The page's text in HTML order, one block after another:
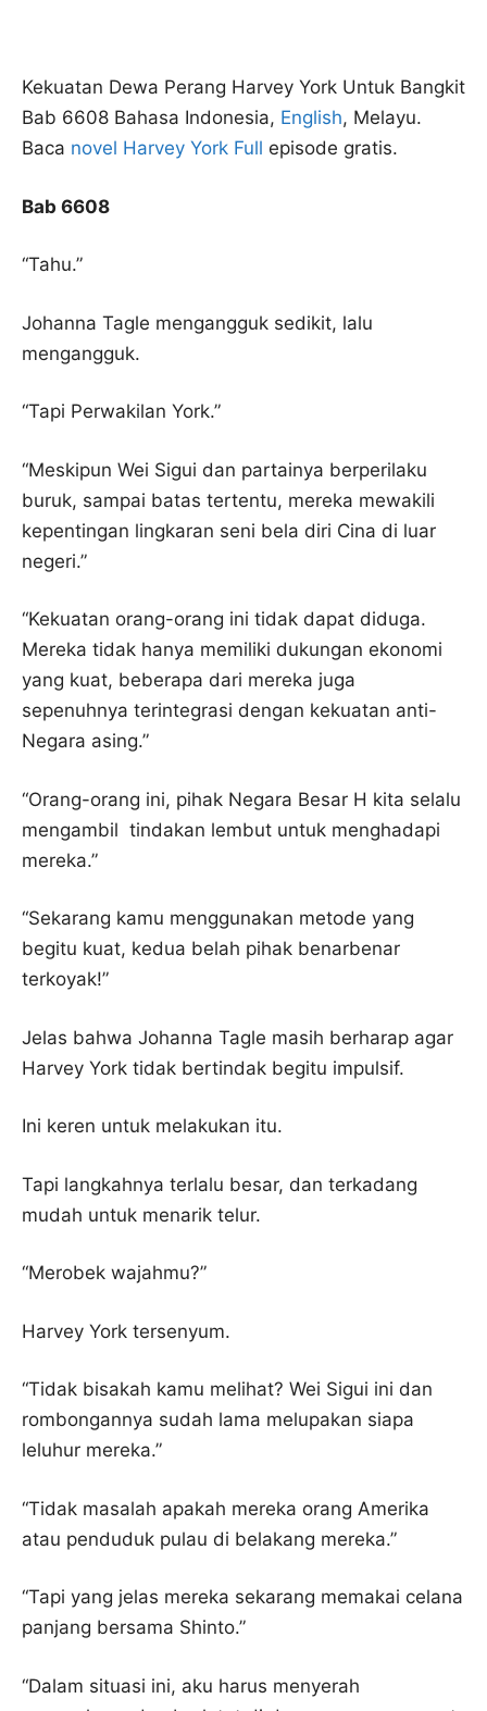
Kekuatan Dewa Perang Harvey York Untuk Bangkit
Bab 6608 Bahasa Indonesia, English, Melayu.
Baca novel Harvey York Full episode gratis.
Bab 6608
“Tahu.”
Johanna Tagle mengangguk sedikit, lalu
mengangguk.
“Tapi Perwakilan York.”
“Meskipun Wei Sigui dan partainya berperilaku
buruk, sampai batas tertentu, mereka mewakili
kepentingan lingkaran seni bela diri Cina di luar
negeri.”
“Kekuatan orang-orang ini tidak dapat diduga.
Mereka tidak hanya memiliki dukungan ekonomi
yang kuat, beberapa dari mereka juga
sepenuhnya terintegrasi dengan kekuatan anti-
Negara asing.”
“Orang-orang ini, pihak Negara Besar H kita selalu
mengambil tindakan lembut untuk menghadapi
mereka.”
“Sekarang kamu menggunakan metode yang
begitu kuat, kedua belah pihak benarbenar
terkoyak!”
Jelas bahwa Johanna Tagle masih berharap agar
Harvey York tidak bertindak begitu impulsif.
Ini keren untuk melakukan itu.
Tapi langkahnya terlalu besar, dan terkadang
mudah untuk menarik telur.
“Merobek wajahmu?”
Harvey York tersenyum.
“Tidak bisakah kamu melihat? Wei Sigui ini dan
rombongannya sudah lama melupakan siapa
leluhur mereka.”
“Tidak masalah apakah mereka orang Amerika
atau penduduk pulau di belakang mereka.”
“Tapi yang jelas mereka sekarang memakai celana
panjang bersama Shinto.”
“Dalam situasi ini, aku harus menyerah